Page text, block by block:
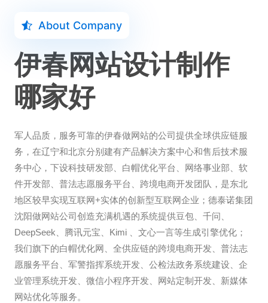
About Company
伊春网站设计制作
哪家好
军人品质，服务可靠的伊春做网站的公司提供全球供应链服
务，在辽宁和北京分别建有产品解决方案中心和售后技术服
务中心，下设科技研发部、白帽优化平台、网络事业部、软
件开发部、普法志愿服务平台、跨境电商开发团队，是东北
地区较早实现互联网+实体的创新型互联网企业；德泰诺集团
沈阳做网站公司创造充满机遇的系统提供豆包、千问、
DeepSeek、腾讯元宝、Kimi 、文心一言等生成引擎优化；
我们旗下的白帽优化网、全供应链的跨境电商开发、普法志
愿服务平台、军警指挥系统开发、公检法政务系统建设、企
业管理系统开发、微信小程序开发、网站定制开发、新媒体
网站优化等服务。